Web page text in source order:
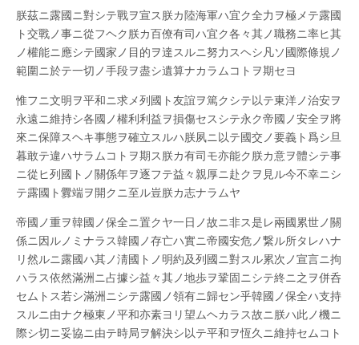
朕茲ニ露國ニ對シテ戰ヲ宣ス朕カ陸海軍ハ宜ク全力ヲ極メテ露國
ト交戰ノ事ニ從フヘク朕カ百僚有司ハ宜ク各々其ノ職務ニ率ヒ其
ノ權能ニ應シテ國家ノ目的ヲ達スルニ努力スヘシ凡ソ國際條規ノ
範圍ニ於テ一切ノ手段ヲ盡シ遺算ナカラムコトヲ期セヨ
惟フニ文明ヲ平和ニ求メ列國ト友誼ヲ篤クシテ以テ東洋ノ治安ヲ
永遠ニ維持シ各國ノ權利利益ヲ損傷セスシテ永ク帝國ノ安全ヲ將
來ニ保障スヘキ事態ヲ確立スルハ朕夙ニ以テ國交ノ要義ト爲シ旦
暮敢テ違ハサラムコトヲ期ス朕カ有司モ亦能ク朕カ意ヲ體シテ事
ニ從ヒ列國トノ關係年ヲ逐フテ益々親厚ニ赴クヲ見ル今不幸ニシ
テ露國ト釁端ヲ開クニ至ル豈朕カ志ナラムヤ
帝國ノ重ヲ韓國ノ保全ニ置クヤ一日ノ故ニ非ス是レ兩國累世ノ關
係ニ因ルノミナラス韓國ノ存亡ハ實ニ帝國安危ノ繋ル所タレハナ
リ然ルニ露國ハ其ノ淸國トノ明約及列國ニ對スル累次ノ宣言ニ拘
ハラス依然滿洲ニ占據シ益々其ノ地歩ヲ鞏固ニシテ終ニ之ヲ併呑
セムトス若シ滿洲ニシテ露國ノ領有ニ歸セン乎韓國ノ保全ハ支持
スルニ由ナク極東ノ平和亦素ヨリ望ムヘカラス故ニ朕ハ此ノ機ニ
際シ切ニ妥協ニ由テ時局ヲ解決シ以テ平和ヲ恆久ニ維持セムコト